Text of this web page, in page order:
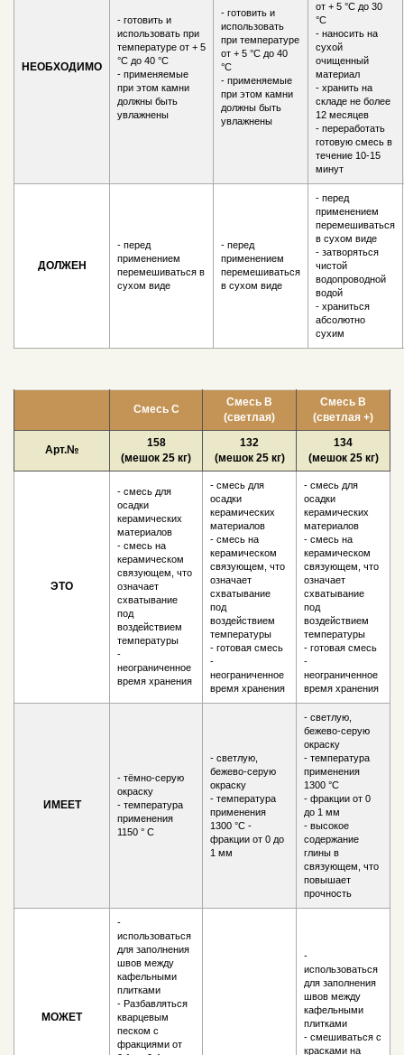
НЕОБХОДИМО
- готовить и
использовать при
температуре от + 5
°С до 40 °С
- применяемые
при этом камни
должны быть
увлажнены
- готовить и
использовать
при температуре
от + 5 °С до 40
°С
- применяемые
при этом камни
должны быть
увлажнены
от + 5 °С до 30
°С
- наносить на
сухой
очищенный
материал
- хранить на
складе не более
12 месяцев
- переработать
готовую смесь в
течение 10-15
минут
ДОЛЖЕН
- перед
применением
перемешиваться в
сухом виде
- перед
применением
перемешиваться
в сухом виде
- перед
применением
перемешиваться
в сухом виде
- затворяться
чистой
водопроводной
водой
- храниться
абсолютно
сухим
Смесь С
Смесь В
(светлая)
Смесь В
(светлая +)
Арт.№
158
(мешок 25 кг)
132
(мешок 25 кг)
134
(мешок 25 кг)
ЭТО
- смесь для
осадки
керамических
материалов
- смесь на
керамическом
связующем, что
означает
схватывание
под
воздействием
температуры
-
неограниченное
время хранения
- смесь для
осадки
керамических
материалов
- смесь на
керамическом
связующем, что
означает
схватывание
под
воздействием
температуры
- готовая смесь
-
неограниченное
время хранения
- смесь для
осадки
керамических
материалов
- смесь на
керамическом
связующем, что
означает
схватывание
под
воздействием
температуры
- готовая смесь
-
неограниченное
время хранения
ИМЕЕТ
- тёмно-серую
окраску
- температура
применения
1150 ° С
- светлую,
бежево-серую
окраску
- температура
применения
1300 °С -
фракции от 0 до
1 мм
- светлую,
бежево-серую
окраску
- температура
применения
1300 °С
- фракции от 0
до 1 мм
- высокое
содержание
глины в
связующем, что
повышает
прочность
МОЖЕТ
-
использоваться
для заполнения
швов между
кафельными
плитками
- Разбавляться
кварцевым
песком с
фракциями от
-
использоваться
для заполнения
швов между
кафельными
плитками
- смешиваться с
красками на